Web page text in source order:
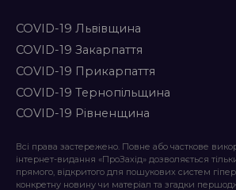
COVID-19 Львівщина
COVID-19 Закарпаття
COVID-19 Прикарпаття
COVID-19 Тернопільщина
COVID-19 Рівненщина
Всі права застережено. Повне або часткове
інтернет-видання «ПроЗахід» дозволяється
прямого, відкритого для пошукових систем
конкретну новину чи матеріал та згадки